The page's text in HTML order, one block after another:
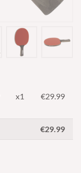
x1 €29.99
€29.99